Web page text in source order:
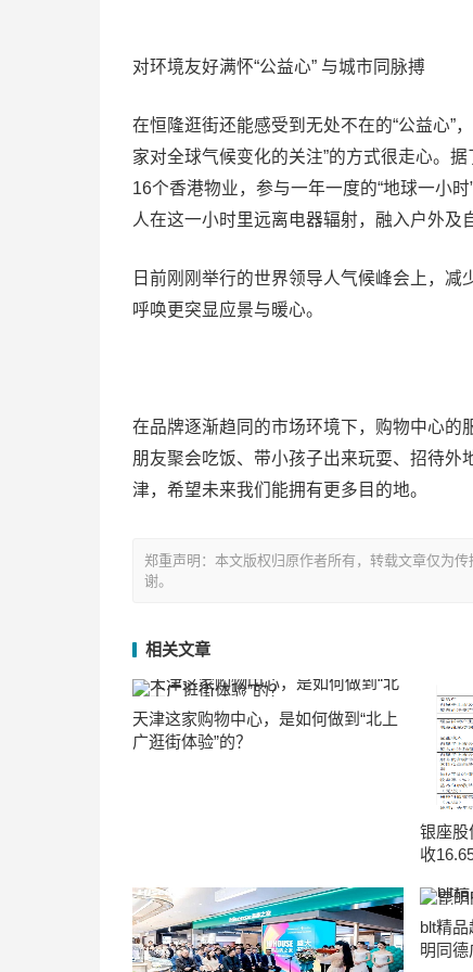
对环境友好满怀“公益心” 与城市同脉搏
在恒隆逛街还能感受到无处不在的“公益心”
家对全球气候变化的关注”的方式很走心。
16个香港物业，参与一年一度的“地球一小
人在这一小时里远离电器辐射，融入户外及
日前刚刚举行的世界领导人气候峰会上，
呼唤更突显应景与暖心。
在品牌逐渐趋同的市场环境下，购物中心的
朋友聚会吃饭、带小孩子出来玩耍、招待
津，希望未来我们能拥有更多目的地。
郑重声明：本文版权归原作者所有，转载文章仅为
谢。
相关文章
天津这家购物中心，是如何做到“北上
广逛街体验”的？
银座股
收
blt精
明同德